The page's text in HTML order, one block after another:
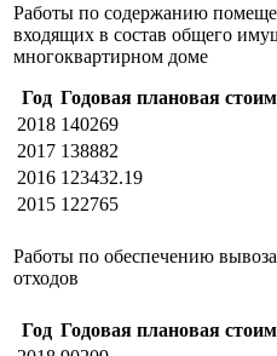
Работы по содержанию
входящих в состав общего
многоквартирном доме
Год Годовая плановая
2018 140269
2017 138882
2016 123432.19
2015 122765
Работы по обеспечению
отходов
Год Годовая плановая